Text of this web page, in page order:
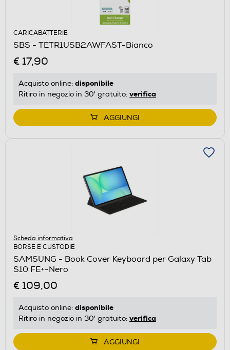
CARICABATTERIE
SBS - TETR1USB2AWFAST-Bianco
€ 17,90
Acquisto online: disponibile
Ritiro in negozio in 30' gratuito: verifica
AGGIUNGI
Scheda informativa
BORSE E CUSTODIE
SAMSUNG - Book Cover Keyboard per Galaxy Tab
S10 FE+-Nero
€ 109,00
Acquisto online: disponibile
Ritiro in negozio in 30' gratuito: verifica
AGGIUNGI